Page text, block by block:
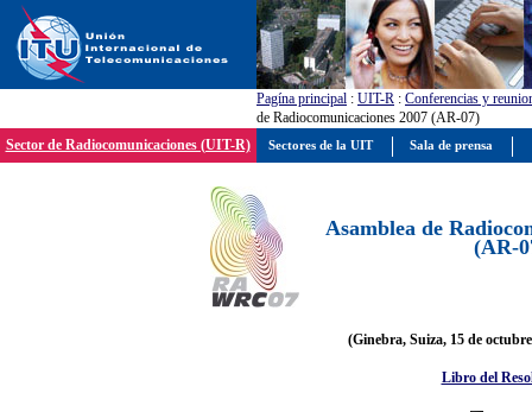
Pagína principal : UIT-R : Conferencias y
de Radiocomunicaciones 2007 (AR-07)
Sector de Radiocomunicaciones (UIT-R)
Asamblea de
(AR-
(Ginebra, Suiza, 15 de
Libro del
Sectores de la UIT Sala de prensa